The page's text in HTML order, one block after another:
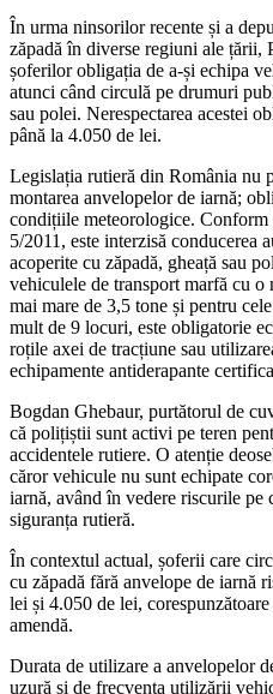
În urma ninsorilor recente și a
zăpadă în diverse regiuni ale țării,
șoferilor obligația de a-și echipa
atunci când circulă pe drumuri
sau polei. Nerespectarea acestei
până la 4.050 de lei.
Legislația rutieră din România nu
montarea anvelopelor de iarnă;
condițiile meteorologice.
5/2011, este interzisă
acoperite cu zăpadă, gheață sau
vehiculele de transport marfă cu o
mai mare de 3,5 tone și pentru
mult de 9 locuri, este obligatorie
roțile axei de tracțiune sau
echipamente antiderapante
Bogdan Ghebaur, purtătorul de
că polițiștii sunt activi pe teren
accidentele rutiere. O atenție
căror vehicule nu sunt echipate
iarnă, având în vedere riscurile pe
siguranța rutieră.
În contextul actual, șoferii care
cu zăpadă fără anvelope de iarnă
lei și 4.050 de lei,
amendă.
Durata de utilizare a anvelopelor
uzură și de frecvența utilizării